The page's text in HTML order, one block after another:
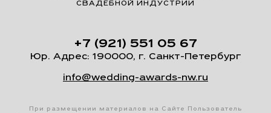
СВАДЕБНОЙ ИНДУСТРИИ
+7 (921) 551 05 67
Юр. Адрес: 190000, г. Санкт-Петербург
info@wedding-awards-nw.ru
При размещении материалов на Сайте Пользователь